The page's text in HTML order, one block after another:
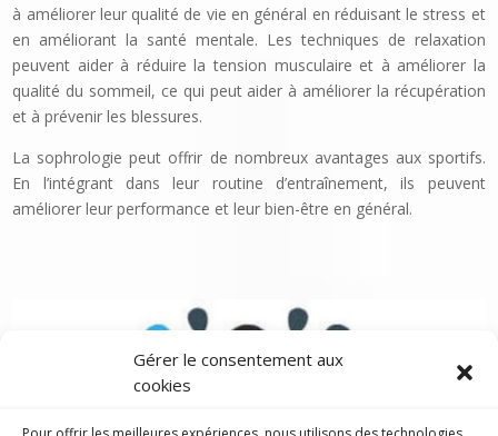
Gérer le consentement aux
cookies
à améliorer leur qualité de vie en général en réduisant le stress et
en améliorant la santé mentale. Les techniques de relaxation
peuvent aider à réduire la tension musculaire et à améliorer la
qualité du sommeil, ce qui peut aider à améliorer la récupération
et à prévenir les blessures.
La sophrologie peut offrir de nombreux avantages aux sportifs.
En l’intégrant dans leur routine d’entraînement, ils peuvent
améliorer leur performance et leur bien-être en général.